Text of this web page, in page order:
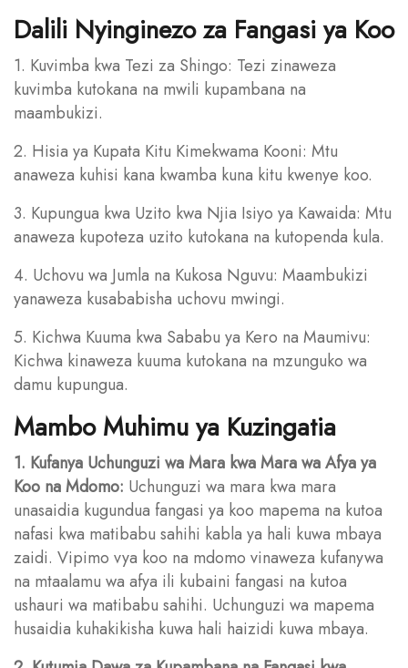
Dalili Nyinginezo za Fangasi ya Koo
1. Kuvimba kwa Tezi za Shingo: Tezi zinaweza
kuvimba kutokana na mwili kupambana na
maambukizi.
2. Hisia ya Kupata Kitu Kimekwama Kooni: Mtu
anaweza kuhisi kana kwamba kuna kitu kwenye koo.
3. Kupungua kwa Uzito kwa Njia Isiyo ya Kawaida: Mtu
anaweza kupoteza uzito kutokana na kutopenda kula.
4. Uchovu wa Jumla na Kukosa Nguvu: Maambukizi
yanaweza kusababisha uchovu mwingi.
5. Kichwa Kuuma kwa Sababu ya Kero na Maumivu:
Kichwa kinaweza kuuma kutokana na mzunguko wa
damu kupungua.
Mambo Muhimu ya Kuzingatia
1. Kufanya Uchunguzi wa Mara kwa Mara wa Afya ya
Koo na Mdomo: Uchunguzi wa mara kwa mara
unasaidia kugundua fangasi ya koo mapema na kutoa
nafasi kwa matibabu sahihi kabla ya hali kuwa mbaya
zaidi. Vipimo vya koo na mdomo vinaweza kufanywa
na mtaalamu wa afya ili kubaini fangasi na kutoa
ushauri wa matibabu sahihi. Uchunguzi wa mapema
husaidia kuhakikisha kuwa hali haizidi kuwa mbaya.